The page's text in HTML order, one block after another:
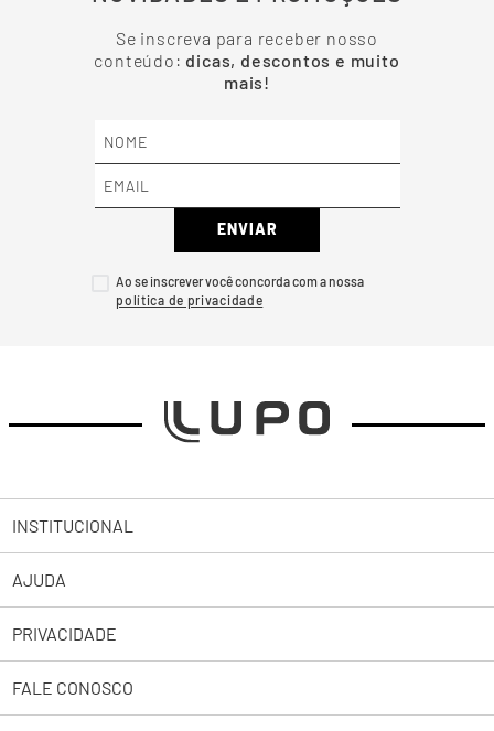
Se inscreva para receber nosso
conteúdo: dicas, descontos e muito
mais!
ENVIAR
Ao se inscrever você concorda com a nossa
INSTITUCIONAL
Sobre a Lupo
Trabalhe Conosco
Lojas
AJUDA
Abrir uma Solicitação
2ª Via de Boleto Pessoas Jurídicas
PRIVACIDADE
Política de Privacidade
FALE CONOSCO